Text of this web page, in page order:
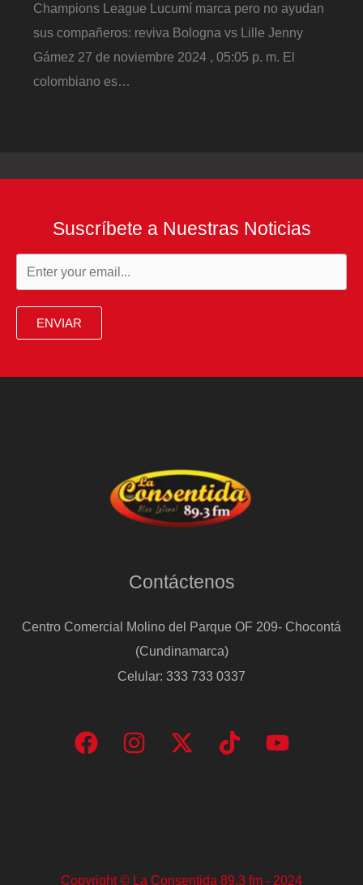
Champions League Lucumí marca pero no ayudan
sus compañeros: reviva Bologna vs Lille Jenny
Gámez 27 de noviembre 2024 , 05:05 p. m. El
colombiano es…
Suscríbete a Nuestras Noticias
ENVIAR
Contáctenos
Centro Comercial Molino del Parque OF 209- Chocontá
(Cundinamarca)
Celular: 333 733 0337
Copyright © La Consentida 89.3 fm - 2024